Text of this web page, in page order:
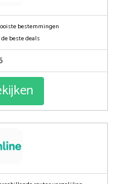
bestemmingen
beste deals